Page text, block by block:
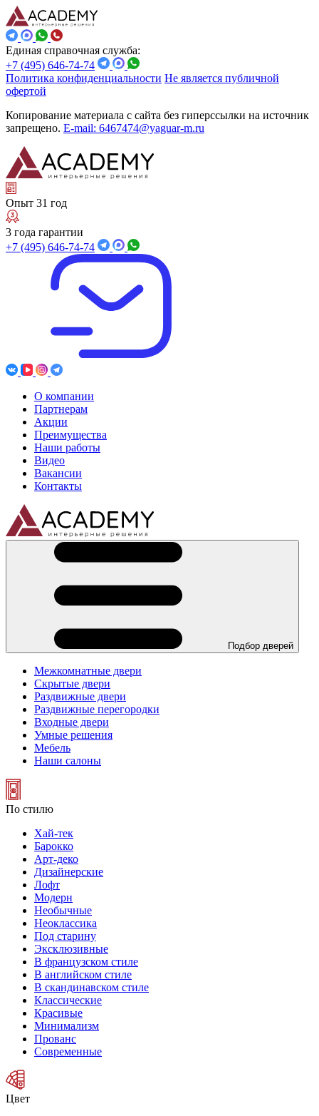
Единая справочная служба:
+7 (495) 646-74-74
Политика конфиденциальности Не является публичной
офертой
Копирование материала с сайта без гиперссылки на источник
запрещено. E-mail: 6467474@yaguar-m.ru
Опыт 31 год
3 года гарантии
+7 (495) 646-74-74
О компании
Партнерам
Акции
Преимущества
Наши работы
Видео
Вакансии
Контакты
Подбор дверей
Межкомнатные двери
Скрытые двери
Раздвижные двери
Раздвижные перегородки
Входные двери
Умные решения
Мебель
Наши салоны
По стилю
Хай-тек
Барокко
Арт-деко
Дизайнерские
Лофт
Модерн
Необычные
Неоклассика
Под старину
Эксклюзивные
В французском стиле
В английском стиле
В скандинавском стиле
Классические
Красивые
Минимализм
Прованс
Современные
Цвет